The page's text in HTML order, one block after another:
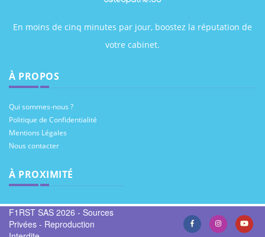
En moins de cinq minutes par jour, boostez la réputation de
votre cabinet.
À PROPOS
Qui sommes-nous ?
Politique de Confidentialité
Mentions Légales
Nous contacter
À PROXIMITÉ
F1RST SAS 2026 - Sources
Privées - Reproduction